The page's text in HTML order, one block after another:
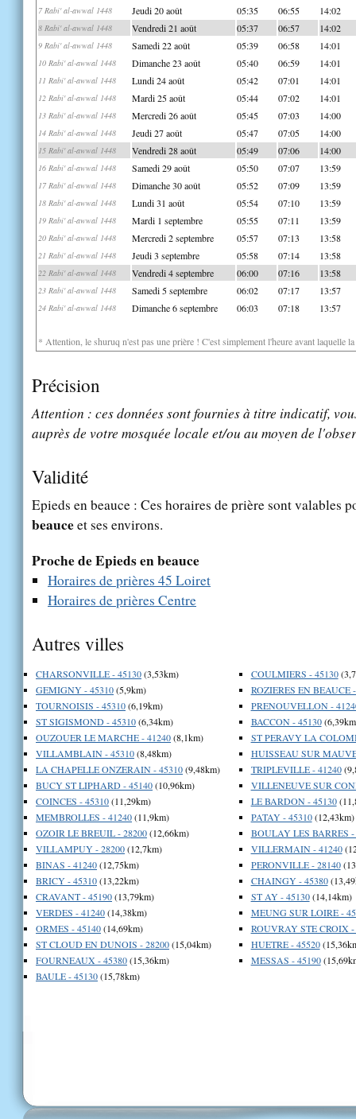
7 Rabi' al-awwal 1448 Jeudi 20 août 05:35 06:55 14:02
8 Rabi' al-awwal 1448 Vendredi 21 août 05:37 06:57 14:02
9 Rabi' al-awwal 1448 Samedi 22 août 05:39 06:58 14:01
10 Rabi' al-awwal 1448 Dimanche 23 août 05:40 06:59 14:01
11 Rabi' al-awwal 1448 Lundi 24 août 05:42 07:01 14:01
12 Rabi' al-awwal 1448 Mardi 25 août 05:44 07:02 14:01
13 Rabi' al-awwal 1448 Mercredi 26 août 05:45 07:03 14:00
14 Rabi' al-awwal 1448 Jeudi 27 août 05:47 07:05 14:00
15 Rabi' al-awwal 1448 Vendredi 28 août 05:49 07:06 14:00
16 Rabi' al-awwal 1448 Samedi 29 août 05:50 07:07 13:59
17 Rabi' al-awwal 1448 Dimanche 30 août 05:52 07:09 13:59
18 Rabi' al-awwal 1448 Lundi 31 août 05:54 07:10 13:59
19 Rabi' al-awwal 1448 Mardi 1 septembre 05:55 07:11 13:59
20 Rabi' al-awwal 1448 Mercredi 2 septembre 05:57 07:13 13:58
21 Rabi' al-awwal 1448 Jeudi 3 septembre 05:58 07:14 13:58
22 Rabi' al-awwal 1448 Vendredi 4 septembre 06:00 07:16 13:58
23 Rabi' al-awwal 1448 Samedi 5 septembre 06:02 07:17 13:57
24 Rabi' al-awwal 1448 Dimanche 6 septembre 06:03 07:18 13:57
* Attention, le shuruq n'est pas une prière ! C'est simplement l'heure avant laquelle
Précision
Attention : ces données sont fournies à titre indicatif,
auprès de votre mosquée locale et/ou au moyen de
Validité
Epieds en beauce : Ces horaires de prière sont valables
beauceet ses environs.
Proche de Epieds en beauce
Horaires de prières 45 Loiret
Horaires de prières Centre
Autres villes
CHARSONVILLE - 45130(3,53km)
GEMIGNY - 45310(5,9km)
TOURNOISIS - 45310(6,19km)
ST SIGISMOND - 45310(6,34km)
OUZOUER LE MARCHE - 41240(8,1km)
VILLAMBLAIN - 45310(8,48km)
LA CHAPELLE ONZERAIN - 45310(9,48km)
BUCY ST LIPHARD - 45140(10,96km)
COINCES - 45310(11,29km)
MEMBROLLES - 41240(11,9km)
OZOIR LE BREUIL - 28200(12,66km)
VILLAMPUY - 28200(12,7km)
BINAS - 41240(12,75km)
BRICY - 45310(13,22km)
CRAVANT - 45190(13,79km)
VERDES - 41240(14,38km)
ORMES - 45140(14,69km)
ST CLOUD EN DUNOIS - 28200(15,04km)
FOURNEAUX - 45380(15,36km)
BAULE - 45130(15,78km)
COULMIERS - 45130
ROZIERES EN BEAUCE
PRENOUVELLON -
BACCON - 45130
ST PERAVY LA
HUISSEAU SUR
TRIPLEVILLE - 41240
VILLENEUVE SUR
LE BARDON - 45130
PATAY - 45310(12,43km)
BOULAY LES BARRES -
VILLERMAIN - 41240
PERONVILLE - 28140
CHAINGY - 45380
ST AY - 45130(14,14km)
MEUNG SUR LOIRE -
ROUVRAY STE CROIX -
HUETRE - 45520
MESSAS - 45190